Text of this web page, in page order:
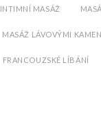
INTIMNÍ MASÁŽ
MASÁŽ LÁVOVÝMI
FRANCOUZSKÉ LÍBÁNÍ